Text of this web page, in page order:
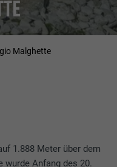
Malghette
1.888 Meter über dem
wurde Anfang des 20.